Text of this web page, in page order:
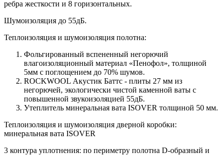
ребра жесткости и 8 горизонтальных.
Шумоизоляция до 55дБ.
Теплоизоляция и шумоизоляция полотна:
Фольгированный вспененный негорючий
влагоизоляционный материал «Пенофол», толщиной
5мм с поглощением до 70% шумов.
ROCKWOOL Акустик Баттс - плиты 27 мм из
негорючей, экологически чистой каменной ваты с
повышенной звукоизоляцией 55дБ.
Утеплитель минеральная вата ISOVER толщиной 50 мм.
Теплоизоляция и шумоизоляция дверной коробки:
минеральная вата ISOVER
3 контура уплотнения: по периметру полотна D-образный и